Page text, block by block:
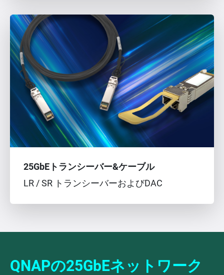
25GbEトランシーバー&ケーブル
LR / SR トランシーバーおよびDAC
QNAPの25GbEネットワーク